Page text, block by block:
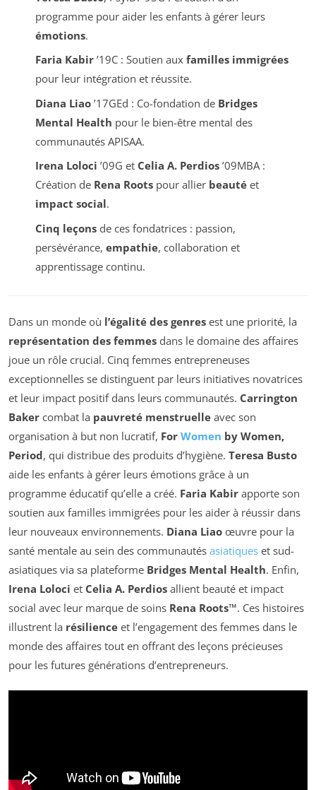
programme pour aider les enfants à gérer leurs
émotions.
Faria Kabir’19C : Soutien aux familles immigrées
pour leur intégration et réussite.
Diana Liao’17GEd : Co-fondation de Bridges
Mental Health pour le bien-être mental des
communautés APISAA.
Irena Loloci ’09G et Celia A. Perdios’09MBA :
Création de Rena Rootspour allier beautéet
impact social.
Cinq leçonsde ces fondatrices : passion,
persévérance, empathie, collaboration et
apprentissage continu.
Dans un monde où l’égalité des genres est une priorité, la
représentation des femmes dans le domaine des affaires
joue un rôle crucial. Cinq femmes entrepreneuses
exceptionnelles se distinguent par leurs initiatives novatrices
et leur impact positif dans leurs communautés. Carrington
Baker combat la pauvreté menstruelle avec son
organisation à but non lucratif, For Women by Women,
Period, qui distribue des produits d’hygiène. Teresa Busto
aide les enfants à gérer leurs émotions grâce à un
programme éducatif qu’elle a créé. Faria Kabir apporte son
soutien aux familles immigrées pour les aider à réussir dans
leur nouveaux environnements. Diana Liao œuvre pour la
santé mentale au sein des communautés asiatiques et sud-
asiatiques via sa plateforme Bridges Mental Health. Enfin,
Irena Loloci et Celia A. Perdios allient beauté et impact
social avec leur marque de soins Rena Roots™. Ces histoires
illustrent la résilience et l’engagement des femmes dans le
monde des affaires tout en offrant des leçons précieuses
pour les futures générations d’entrepreneurs.